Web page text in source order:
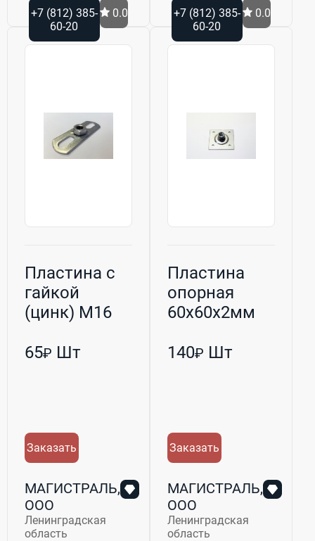
+7 (812) 385-
60-20
0.0
+7 (812) 385-
60-20
0.0
Пластина с
гайкой
(цинк) M16
65₽ Шт
Заказать
МАГИСТРАЛЬ,
ООО
Ленинградская
область
Пластина
опорная
60х60х2мм
140₽ Шт
Заказать
МАГИСТРАЛЬ,
ООО
Ленинградская
область